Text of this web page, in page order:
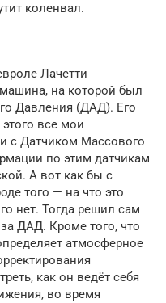
коленвал.
Лачетти
на которой был
Давления (ДАД). Его
все мои
с Датчиком Массового
по этим датчикам
А вот как бы с
того — на что это
нет. Тогда решил сам
ДАД. Кроме того, что
атмосферное
как он ведёт себя
во время